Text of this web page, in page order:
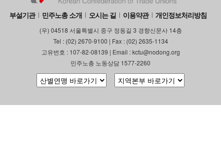
부설기관 민주노총 소개 오시는 길 이용약관 개인정보처리방침
(우) 04518 서울특별시 중구 정동길 3 경향신문사 14층
Tel : (02) 2670-9100 | Fax : (02) 2635-1134
고유번호 : 107-82-08139 | Email : kctu@nodong.org
민주노총 노동상담 1577-2260